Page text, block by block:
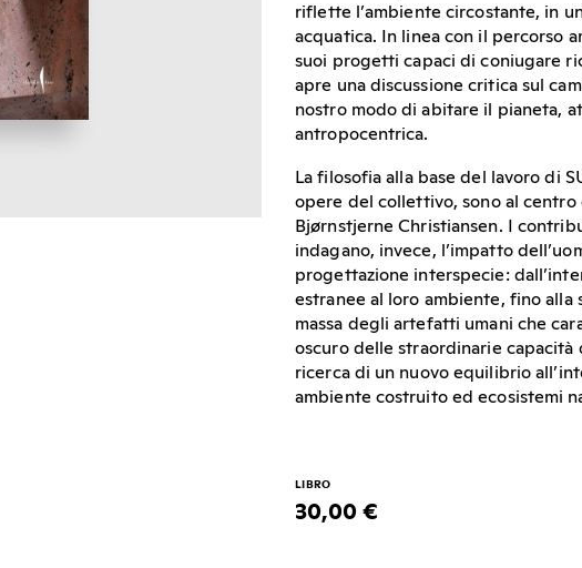
riflette l’ambiente circostante, in
acquatica. In linea con il percorso
suoi progetti capaci di coniugare
apre una discussione critica sul
nostro modo di abitare il pianeta,
antropocentrica.
La filosofia alla base del lavoro di
opere del collettivo, sono al centro
Bjørnstjerne Christiansen. I
indagano, invece, l’impatto
progettazione interspecie:
estranee al loro ambiente, fino alla
massa degli artefatti umani che
oscuro delle straordinarie capacità
ricerca di un nuovo equilibrio
ambiente costruito ed ecosistemi
LIBRO
30,00 €